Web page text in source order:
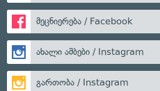
მეცნიერება / Facebook
ახალი ამბები / Instagram
გართობა / Instagram